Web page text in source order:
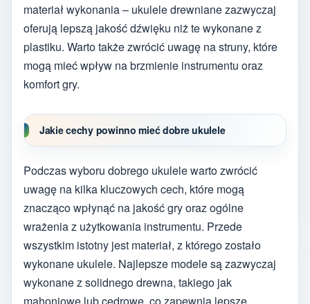
materiał wykonania – ukulele drewniane zazwyczaj
oferują lepszą jakość dźwięku niż te wykonane z
plastiku. Warto także zwrócić uwagę na struny, które
mogą mieć wpływ na brzmienie instrumentu oraz
komfort gry.
Jakie cechy powinno mieć dobre ukulele
Podczas wyboru dobrego ukulele warto zwrócić
uwagę na kilka kluczowych cech, które mogą
znacząco wpłynąć na jakość gry oraz ogólne
wrażenia z użytkowania instrumentu. Przede
wszystkim istotny jest materiał, z którego zostało
wykonane ukulele. Najlepsze modele są zazwyczaj
wykonane z solidnego drewna, takiego jak